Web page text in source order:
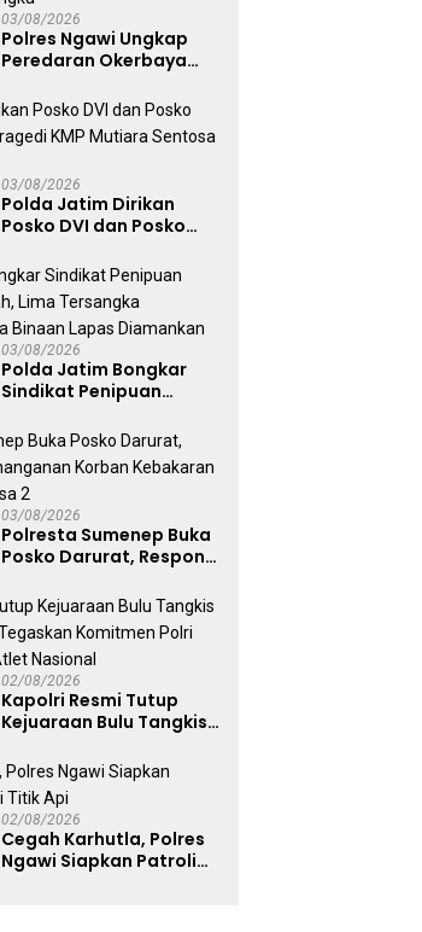
03/08/2026
Polres Ngawi Ungkap
Peredaran Okerbaya
03/08/2026
Polda Jatim Dirikan
Posko DVI dan Posko
Tragedi KMP Mutiara
Sentosa II
03/08/2026
Polda Jatim Bongkar
Sindikat Penipuan
Tersangka Diantaranya
Warga Binaan Lapas
Diamankan
03/08/2026
Polresta Sumenep Buka
Posko Darurat, Respon
Korban Kebakaran KM
Mutiara Sentosa 2
02/08/2026
Kapolri Resmi Tutup
Kejuaraan Bulu Tangkis
Tegaskan Komitmen
Polri Dukung Prestasi
Atlet Nasional
02/08/2026
Cegah Karhutla, Polres
Ngawi Siapkan Patroli